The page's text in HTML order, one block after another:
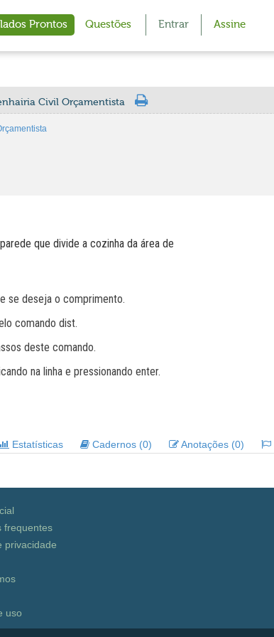
Prontos Questões Entrar Assine
Civil Orçamentista
que divide a cozinha da área de
se deseja o comprimento.
comando dist.
deste comando.
na linha e pressionando enter.
Estatísticas Cadernos (0) Anotações (0)
frequentes
privacidade
uso